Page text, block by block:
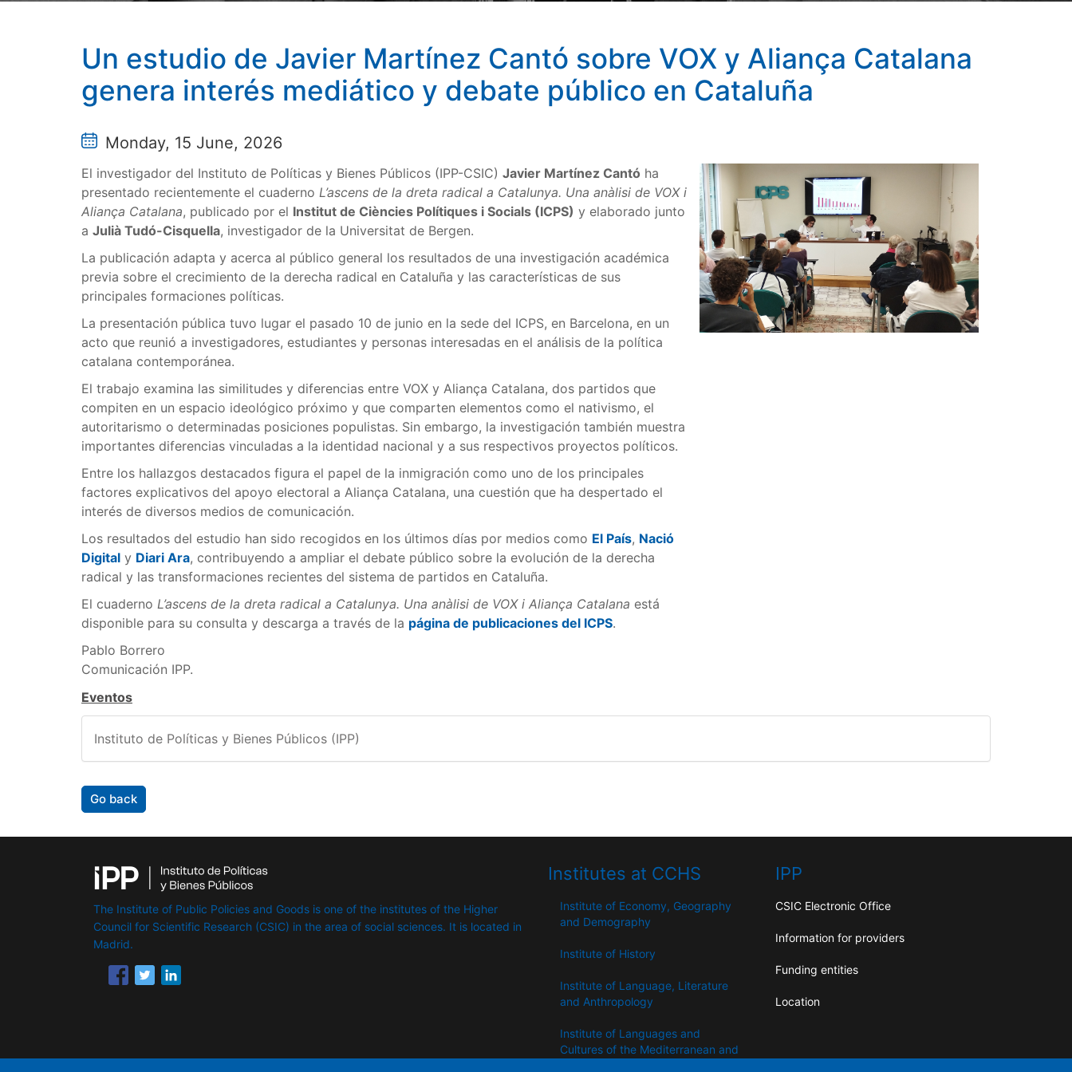
Un estudio de Javier Martínez Cantó sobre VOX y Aliança Catalana
genera interés mediático y debate público en Cataluña
Monday, 15 June, 2026
El investigador del Instituto de Políticas y Bienes Públicos (IPP-CSIC) Javier Martínez Cantó ha
presentado recientemente el cuaderno L’ascens de la dreta radical a Catalunya. Una anàlisi de VOX i
Aliança Catalana, publicado por el Institut de Ciències Polítiques i Socials (ICPS) y elaborado junto
a Julià Tudó-Cisquella, investigador de la Universitat de Bergen.
La publicación adapta y acerca al público general los resultados de una investigación académica
previa sobre el crecimiento de la derecha radical en Cataluña y las características de sus
principales formaciones políticas.
La presentación pública tuvo lugar el pasado 10 de junio en la sede del ICPS, en Barcelona, en un
acto que reunió a investigadores, estudiantes y personas interesadas en el análisis de la política
catalana contemporánea.
El trabajo examina las similitudes y diferencias entre VOX y Aliança Catalana, dos partidos que
compiten en un espacio ideológico próximo y que comparten elementos como el nativismo, el
autoritarismo o determinadas posiciones populistas. Sin embargo, la investigación también muestra
importantes diferencias vinculadas a la identidad nacional y a sus respectivos proyectos políticos.
Entre los hallazgos destacados figura el papel de la inmigración como uno de los principales
factores explicativos del apoyo electoral a Aliança Catalana, una cuestión que ha despertado el
interés de diversos medios de comunicación.
Los resultados del estudio han sido recogidos en los últimos días por medios como El País, Nació
Digital y Diari Ara, contribuyendo a ampliar el debate público sobre la evolución de la derecha
radical y las transformaciones recientes del sistema de partidos en Cataluña.
El cuaderno L’ascens de la dreta radical a Catalunya. Una anàlisi de VOX i Aliança Catalana está
disponible para su consulta y descarga a través de la página de publicaciones del ICPS.
Pablo Borrero
Comunicación IPP.
Eventos
Instituto de Políticas y Bienes Públicos (IPP)
Go back
The Institute of Public Policies and Goods is one of the institutes of the Higher
Council for Scientific Research (CSIC) in the area of ​​social sciences. It is located in
Madrid.
Institutes at CCHS
Institute of Economy, Geography
and Demography
Institute of History
Institute of Language, Literature
and Anthropology
Institute of Languages ​​and
Cultures of the Mediterranean and
IPP
CSIC Electronic Office
Information for providers
Funding entities
Location